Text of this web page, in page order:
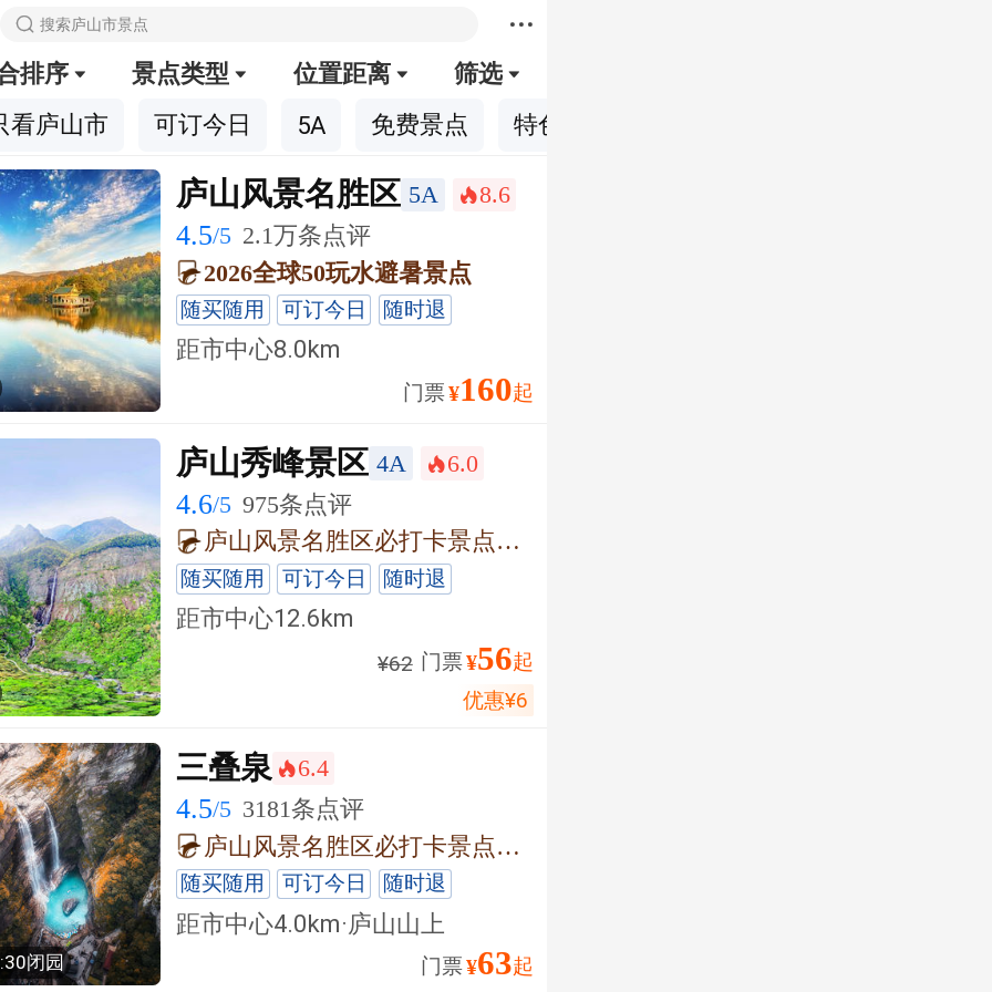
 搜索庐山市景点 
排序  景点类型  位置距离  筛选
看庐山市 可订今日 5A 免费景点 特色体验
庐山风景名胜区 5A 󰺂8.6
4.5/5 2.1万条点评
2026全球50玩水避暑景点
随买随用 可订今日 随时退
距市中心8.0km
门票¥160起
庐山秀峰景区 4A 󰺂6.0
4.6/5 975条点评
庐山风景名胜区必打卡景点榜 No.3
随买随用 可订今日 随时退
距市中心12.6km
¥62 门票¥56起
优惠¥6
闭园
三叠泉 󰺂6.4
4.5/5 3181条点评
庐山风景名胜区必打卡景点榜 No.2
随买随用 可订今日 随时退
距市中心4.0km·庐山山上
门票¥63起